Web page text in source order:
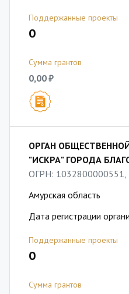
Поддержанные проекты
0
Сумма грантов
0,00 ₽
ОРГАН
"ИСКРА" ГОРОДА
ОГРН:
Амурская область
Дата регистрации
Поддержанные проекты
0
Сумма грантов